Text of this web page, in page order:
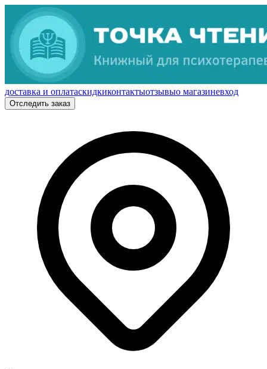
доставка и оплатаскидкиконтактыотзывыо магазиневход
Отследить заказ